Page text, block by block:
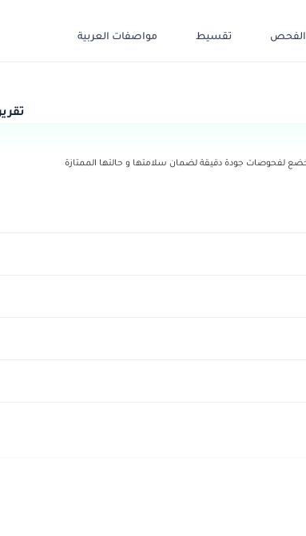
الفحص تقسيط مواصفات العربية
لفحوصات جودة دقيقة لضمان سلامتها و حالتها الممتازة